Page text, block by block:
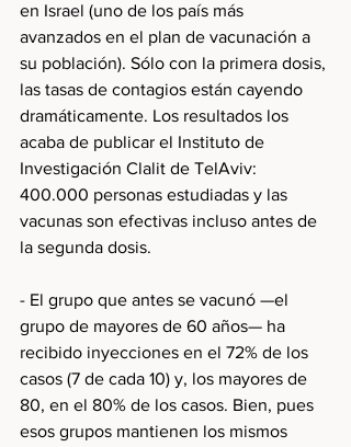
en Israel (uno de los país más
avanzados en el plan de vacunación a
su población). Sólo con la primera dosis,
las tasas de contagios están cayendo
dramáticamente. Los resultados los
acaba de publicar el Instituto de
Investigación Clalit de TelAviv:
400.000 personas estudiadas y las
vacunas son efectivas incluso antes de
la segunda dosis.
- El grupo que antes se vacunó —el
grupo de mayores de 60 años— ha
recibido inyecciones en el 72% de los
casos (7 de cada 10) y, los mayores de
80, en el 80% de los casos. Bien, pues
esos grupos mantienen los mismos